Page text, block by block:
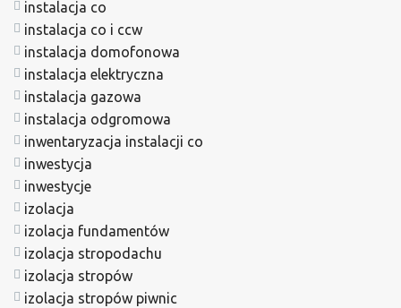
instalacja co
instalacja co i ccw
instalacja domofonowa
instalacja elektryczna
instalacja gazowa
instalacja odgromowa
inwentaryzacja instalacji co
inwestycja
inwestycje
izolacja
izolacja fundamentów
izolacja stropodachu
izolacja stropów
izolacja stropów piwnic